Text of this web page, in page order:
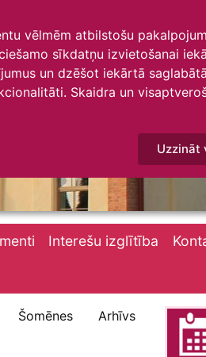
vēlmēm atbilstošu
sīkdatņu izvietošanai
un dzēšot iekārtā
Skaidra un
Uzzināt
Interešu izglītība
Šomēnes Arhīvs